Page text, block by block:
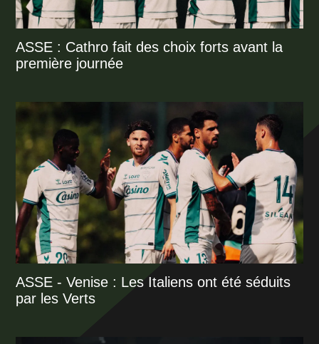
ASSE : Cathro fait des choix forts avant la
première journée
ASSE - Venise : Les Italiens ont été séduits
par les Verts